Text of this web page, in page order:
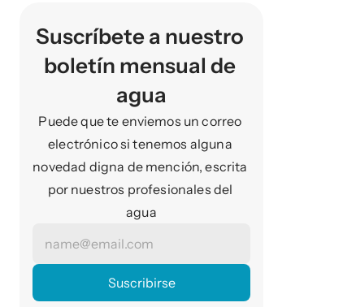
Suscríbete a nuestro
boletín mensual de
agua
Puede que te enviemos un correo
electrónico si tenemos alguna
novedad digna de mención, escrita
por nuestros profesionales del
agua